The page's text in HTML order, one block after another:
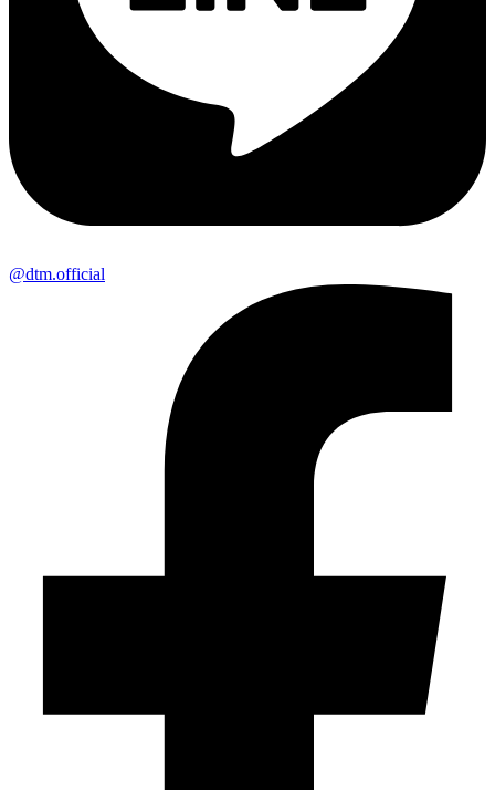
@dtm.official